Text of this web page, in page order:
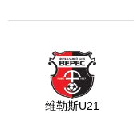
维勒斯U21